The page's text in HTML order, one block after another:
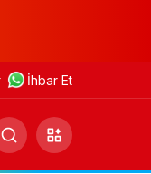
İhbar Et